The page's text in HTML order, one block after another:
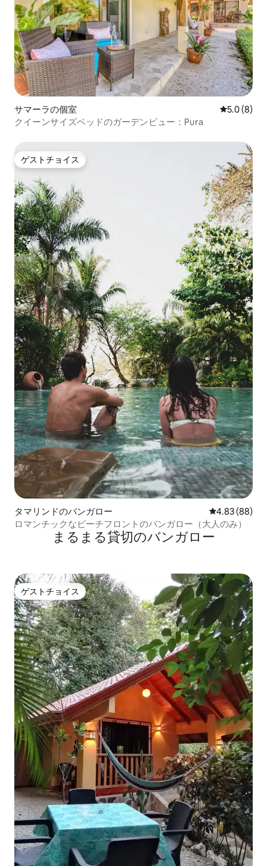
サマーラの個室 レビュー8
5.0 (8)
クイーンサイズベッドのガーデンビュー：Pura
ゲストチョイス
ゲストチョイス
タマリンドのバンガロー レビュー88
4.83 (88)
ロマンチックなビーチフロントのバンガロー（大人のみ）
まるまる貸切のバンガロー
ゲストチョイス
ゲストチョイス